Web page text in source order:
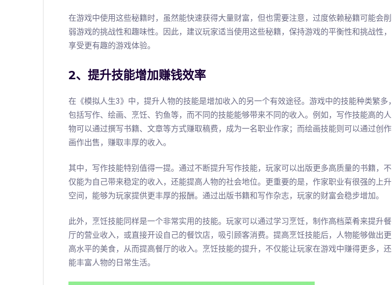
在游戏中使用这些秘籍时，虽然能快速获得大量财富，但也需要注意，过度依赖秘籍可能会削
弱游戏的挑战性和趣味性。因此，建议玩家适当使用这些秘籍，保持游戏的平衡性和挑战性，
享受更有趣的游戏体验。
2、提升技能增加赚钱效率
在《模拟人生3》中，提升人物的技能是增加收入的另一个有效途径。游戏中的技能种类繁多，
包括写作、绘画、烹饪、钓鱼等，而不同的技能能够带来不同的收入。例如，写作技能高的人
物可以通过撰写书籍、文章等方式赚取稿费，成为一名职业作家；而绘画技能则可以通过创作
画作出售，赚取丰厚的收入。
其中，写作技能特别值得一提。通过不断提升写作技能，玩家可以出版更多高质量的书籍，不
仅能为自己带来稳定的收入，还能提高人物的社会地位。更重要的是，作家职业有很强的上升
空间，能够为玩家提供更丰厚的报酬。通过出版书籍和写作杂志，玩家的财富会稳步增加。
此外，烹饪技能同样是一个非常实用的技能。玩家可以通过学习烹饪，制作高档菜肴来提升餐
厅的营业收入，或直接开设自己的餐饮店，吸引顾客消费。提高烹饪技能后，人物能够做出更
高水平的美食，从而提高餐厅的收入。烹饪技能的提升，不仅能让玩家在游戏中赚得更多，还
能丰富人物的日常生活。